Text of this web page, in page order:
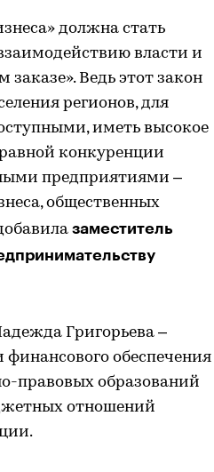
должна стать
власти и
Ведь этот закон
регионов, для
иметь высокое
конкуренции
предприятиями –
общественных
заместитель
Григорьева –
финансового обеспечения
правовых образований
отношений